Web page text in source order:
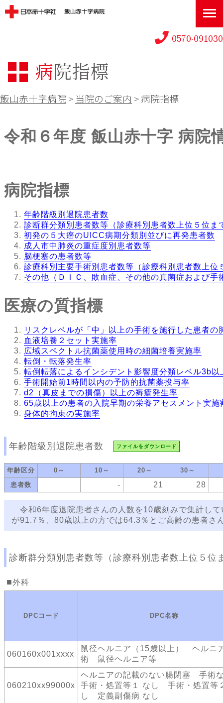
0570-091030
病院指標
飯山赤十字病院> 当院のご案内 >病院指標